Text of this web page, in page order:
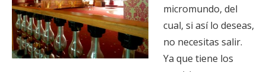
micromundo, del
cual, si así lo deseas,
no necesitas salir.
Ya que tiene los